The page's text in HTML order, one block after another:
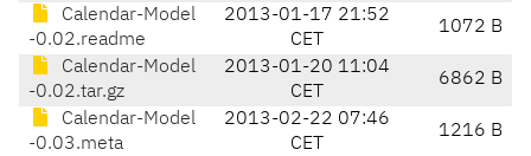
Calendar-Model
-0.02.readme
2013-01-17 21:52
CET
1072 B
Calendar-Model
-0.02.tar.gz
2013-01-20 11:04
CET
6862 B
Calendar-Model
-0.03.meta
2013-02-22 07:46
CET
1216 B